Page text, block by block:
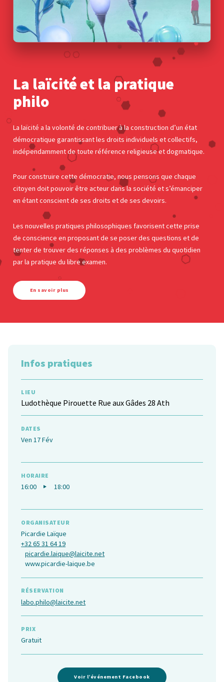
La laïcité et la pratique
philo
La laïcité a la volonté de contribuer à la construction d’un état
démocratique garantissant les droits individuels et collectifs,
indépendamment de toute référence religieuse et dogmatique.
Pour construire cette démocratie, nous pensons que chaque
citoyen doit pouvoir être acteur dans la société et s’émanciper
en étant conscient de ses droits et de ses devoirs.
Les nouvelles pratiques philosophiques favorisent cette prise
de conscience en proposant de se poser des questions et de
tenter de trouver des réponses à des problèmes du quotidien
par la pratique du libre examen.
En savoir plus
Infos pratiques
LIEU
Ludothèque Pirouette Rue aux Gâdes 28 Ath
DATES
Ven 17 Fév
HORAIRE
16:00 18:00
ORGANISATEUR
Picardie Laïque
+32 65 31 64 19
picardie.laique@laicite.net
www.picardie-laique.be
RÉSERVATION
labo.philo@laicite.net
PRIX
Gratuit
Voir l’événement Facebook